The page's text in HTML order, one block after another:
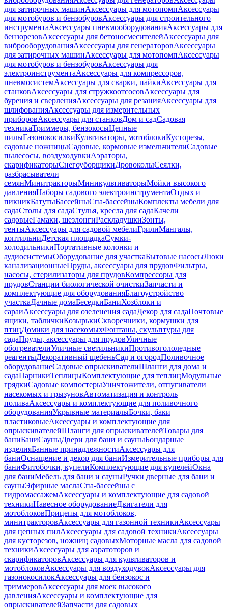
для затирочных машинАксессуары для мотопомпАксессуары
для мотобуров и бензобуровАксессуары для строительного
инструментаАксессуары пневмооборудованияАксессуары для
бензорезовАксессуары для бетоносмесителейАксессуары для
виброоборудованияАксессуары для генераторовАксессуары
для затирочных машинАксессуары для мотопомпАксессуары
для мотобуров и бензобуровАксессуары для
электроинструментаАксессуары для компрессоров,
пневмосистемАксессуары для сварки, пайкиАксессуары для
станковАксессуары для стружкоотсосовАксессуары для
бурения и сверленияАксессуары для резанияАксессуары для
шлифованияАксессуары для измерительных
приборовАксессуары для станковДом и садСадовая
техникаТриммеры, бензокосыЦепные
пилыГазонокосилкиКультиваторы, мотоблокиКусторезы,
садовые ножницыСадовые, кормовые измельчителиСадовые
пылесосы, воздуходувкиАэраторы,
скарификаторыСнегоуборщикиДровоколыСеялки,
разбрасыватели
семянМинитракторыМиникультиваторыМойки высокого
давленияНаборы садового электроинструментаОтдых и
пикникБатутыБассейныСпа-бассейныКомплекты мебели для
садаСтолы для садаСтулья, кресла для садаКачели
садовыеГамаки, шезлонгиРаскладушкиЗонты,
тентыАксессуары для садовой мебелиГрилиМангалы,
коптильниДетская площадкаСумки-
холодильникиПортативные колонки и
аудиосистемыОборудование для участкаБытовые насосыЛюки
канализационныеПруды, аксессуары для прудовФильтры,
насосы, стерилизаторы для прудовКомпрессоры для
прудовСтанции биологической очисткиЗапчасти и
комплектующие для оборудованияБлагоустройство
участкаДачные домаБеседкиБаниХозблоки и
сараиАксессуары для озеленения садаДекор для садаПочтовые
ящики, табличкиКозырькиСкворечники, кормушки для
птицДомики для насекомыхФонтаны, скульптуры для
садаПруды, аксессуары для прудовУличные
обогревателиУличные светильникиПротивогололедные
реагентыДекоративный щебеньСад и огородПоливочное
оборудованиеСадовые опрыскивателиШланги для дома и
садаПарникиТеплицыКомплектующие для теплицМодульные
грядкиСадовые компостерыУничтожители, отпугиватели
насекомых и грызуновАвтоматизация и контроль
поливаАксессуары и комплектующие для поливочного
оборудованияУкрывные материалыБочки, баки
пластиковыеАксессуары и комплектующие для
опрыскивателейШланги для опрыскивателейТовары для
баниБаниСауныДвери для бани и сауныБондарные
изделияБанные принадлежностиАксессуары для
баниОснащение и декор для баниИзмерительные приборы для
баниФитобочки, купелиКомплектующие для купелейОкна
для баниМебель для бани и сауныРучки дверные для бани и
сауныЭфирные маслаСпа-бассейны с
гидромассажемАксессуары и комплектующие для садовой
техникиНавесное оборудованиеДвигатели для
мотоблоковПрицепы для мотоблоков,
минитракторовАксессуары для газонной техникиАксессуары
для цепных пилАксессуары для садовой техникиАксессуары
для кусторезов, ножниц садовыхМоторные масла для садовой
техникиАксессуары для аэратоторов и
скарификаторовАксессуары для культиваторов и
мотоблоковАксессуары для воздуходувокАксессуары для
газонокосилокАксессуары для бензокос и
триммеровАксессуары для моек высокого
давленияАксессуары и комплектующие для
опрыскивателейЗапчасти для садовых